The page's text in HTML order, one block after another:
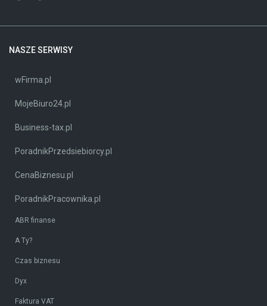
NASZE SERWISY
wFirma.pl
MojeBiuro24.pl
Business-tax.pl
PoradnikPrzedsiebiorcy.pl
CenaBiznesu.pl
PoradnikPracownika.pl
ABR finanse
A Ty?
Czas biznesu
Dyx
Faktura VAT